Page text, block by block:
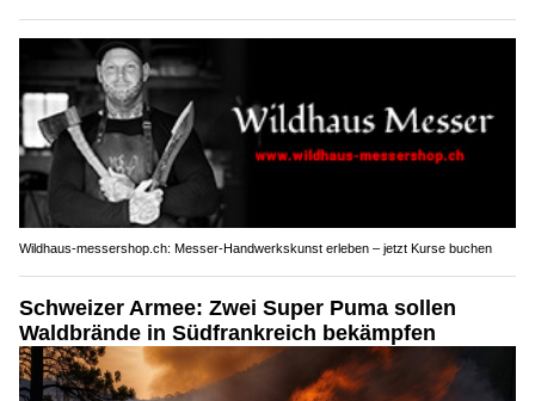
Wildhaus-messershop.ch: Messer-Handwerkskunst erleben – jetzt Kurse buchen
Schweizer Armee: Zwei Super Puma sollen
Waldbrände in Südfrankreich bekämpfen